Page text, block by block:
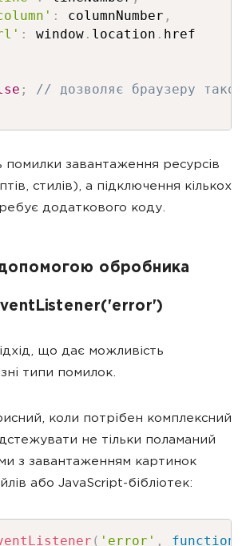
: columnNumber ,
: window. location . href
;
// дозволяє браузеру
помилки завантаження ресурсів
стилів), а підключення кількох
додаткового коду.
обробника
що дає можливість
типи помилок.
коли потрібен комплексний
не тільки поламаний
з завантаженням картинок
або JavaScript-бібліотек:
( 'error' , function